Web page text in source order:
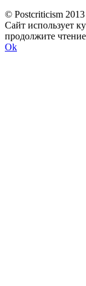
© Postcriticism
Сайт использует
продолжите
Ok